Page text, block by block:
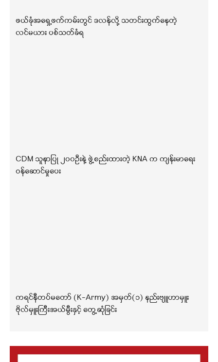
ဖယ်ခုံအရှေ့ဖက်ကမ်းတွင် ဒလန်လို့ သတင်းထွက်နေတဲ့
လင်မယား ပစ်သတ်ခံရ
CDM သူနာပြု ၂၀၀ဦးနဲ့ ဖွဲ့စည်းထားတဲ့ KNA က ကျန်းမာရေး
ဝန်ဆောင်မှုပေး
ကရင်နီတပ်မတော် (K-Army) အမှတ်(၁) နည်းဗျူဟာမှူး
ဗိုလ်မှူးကြီးအယ်မွီးနှင့် တွေ့ဆုံခြင်း